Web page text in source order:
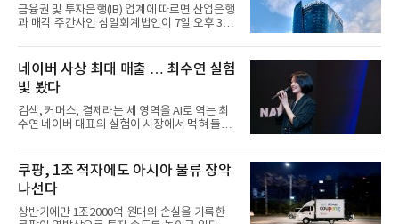
금융권 및 투자은행(IB) 업계에 따르면 산업은행
과 매각 주간사인 삼일회계법인이 7일 오후 3시
네이버 사상 최대 매출 … 최수연 실험
빛 봤다
검색, 커머스, 결제라는 세 영역을 AI로 엮는 최
수연 네이버 대표의 실험이 시장에서 먹혀 들어
쿠팡, 1조 적자에도 아시아 물류 장악
나선다
상반기에만 1조2000억 원대의 손실을 기록한